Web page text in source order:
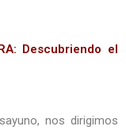
Descubriendo el
nos dirigimos